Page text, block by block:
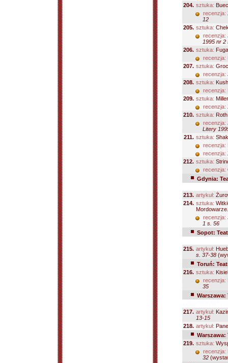
204. sztuka:
recenzja:
12
205. sztuka:
recenzja:
1995 nr 2
206. sztuka:
recenzja:
207. sztuka:
recenzja:
208. sztuka:
recenzja:
209. sztuka:
recenzja:
210. sztuka:
recenzja:
Litery
211. sztuka:
recenzja:
recenzja:
212. sztuka:
recenzja:
Gdynia:
213. artykuł:
214. sztuka:
recenzja:
1 s. 56
Sopot:
215. artykuł:
s. 37-38
Toruń:
216. sztuka:
recenzja:
35
Warszawa:
217. artykuł:
13-15
218. artykuł:
Warszawa:
219. sztuka:
recenzja:
32